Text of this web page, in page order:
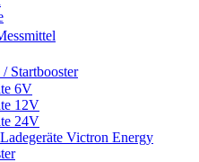
Startbooster
6V
12V
24V
Victron Energy